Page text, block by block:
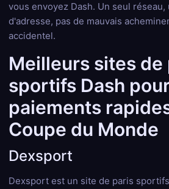
vous envoyez Dash. Un seul
d'adresse, pas de mauvais
accidentel.
Meilleurs sites de
sportifs Dash
paiements
Coupe du Monde
Dexsport
Dexsport est un site de paris